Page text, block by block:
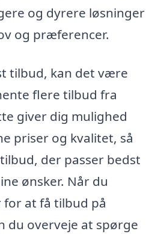
og dyrere løsninger
og præferencer.
tilbud, kan det være
flere tilbud fra
giver dig mulighed
priser og kvalitet, så
der passer bedst
ønsker. Når du
at få tilbud på
du overveje at spørge